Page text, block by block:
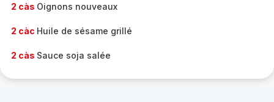
2 càs Oignons nouveaux
2 càc Huile de sésame grillé
2 càs Sauce soja salée